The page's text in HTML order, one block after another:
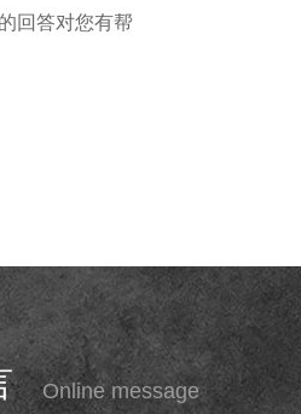
回答对您有帮
Online message